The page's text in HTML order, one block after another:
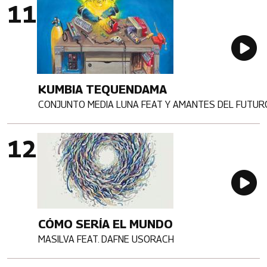
Imagen portada
KUMBIA TEQUENDAMA
Artista
CONJUNTO MEDIA LUNA FEAT Y AMANTES DEL
Imagen portada
CÓMO SERÍA EL MUNDO
Artista
MASILVA FEAT. DAFNE USORACH